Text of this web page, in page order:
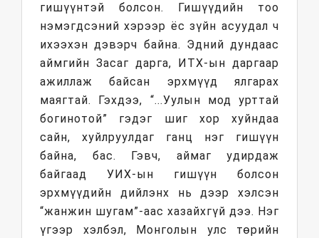
гишүүнтэй болсон. Гишүүдийн тоо
нэмэгдсэний хэрээр ёс зүйн асуудал ч
ихээхэн дэвэрч байна. Эдний дундаас
аймгийн Засаг дарга, ИТХ-ын даргаар
ажиллаж байсан эрхмүүд ялгарах
маягтай. Гэхдээ, “...Уулын мод урттай
богинотой” гэдэг шиг хор хуйндаа
сайн, хуйлруулдаг ганц нэг гишүүн
байна, бас. Гэвч, аймаг удирдаж
байгаад УИХ-ын гишүүн болсон
эрхмүүдийн дийлэнх нь дээр хэлсэн
“жанжин шугам”-аас хазайхгүй дээ. Нэг
үгээр хэлбэл, Монголын улс төрийн